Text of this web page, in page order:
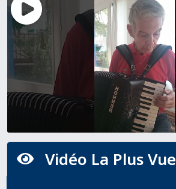
 Vidéo La Plus Vue